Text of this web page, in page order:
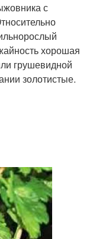
с
хорошая
грушевидной
золотистые.